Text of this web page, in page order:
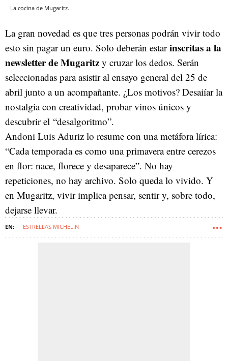
La cocina de Mugaritz.
La gran novedad es que tres personas podrán vivir todo
esto sin pagar un euro. Solo deberán estarinscritas a la
newsletter de Mugaritz y cruzar los dedos. Serán
seleccionadas para asistir al ensayo general del 25 de
abril junto a un acompañante. ¿Los motivos? Desaiíar la
nostalgia con creatividad, probar vinos únicos y
descubrir el “desalgoritmo”.
Andoni Luis Aduriz lo resume con una metáfora lírica:
“Cada temporada es como una primavera entre cerezos
en flor: nace, florece y desaparece”. No hay
repeticiones, no hay archivo. Solo queda lo vivido. Y
en Mugaritz, vivir implica pensar, sentir y, sobre todo,
dejarse llevar.
ESTRELLAS MICHELIN